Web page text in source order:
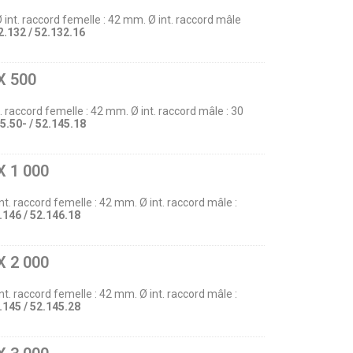
int. raccord femelle : 42 mm. Ø int. raccord mâle
/ 52.132.16
500
raccord femelle : 42 mm. Ø int. raccord mâle : 30
/ 52.145.18
1 000
raccord femelle : 42 mm. Ø int. raccord mâle :
/ 52.146.18
2 000
raccord femelle : 42 mm. Ø int. raccord mâle :
/ 52.145.28